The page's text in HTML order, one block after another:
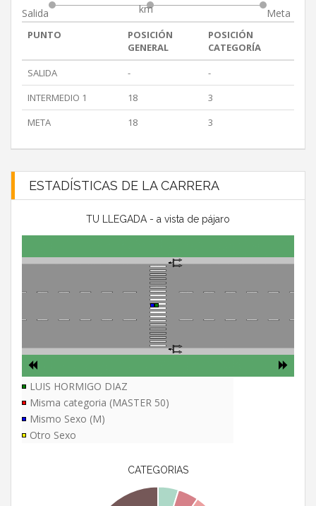
Salida km Meta
PUNTO
POSICIÓN
GENERAL
POSICIÓN
CATEGORÍA
SALIDA
-
-
INTERMEDIO 1
18
3
META
18 3
ESTADÍSTICAS DE LA CARRERA
TU LLEGADA - a vista de pájaro
LUIS HORMIGO DIAZ
Misma categoria (MASTER 50)
Mismo Sexo (M)
Otro Sexo
CATEGORIAS